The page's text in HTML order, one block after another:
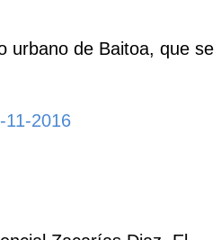
urbano de Baitoa, que se
11-2016